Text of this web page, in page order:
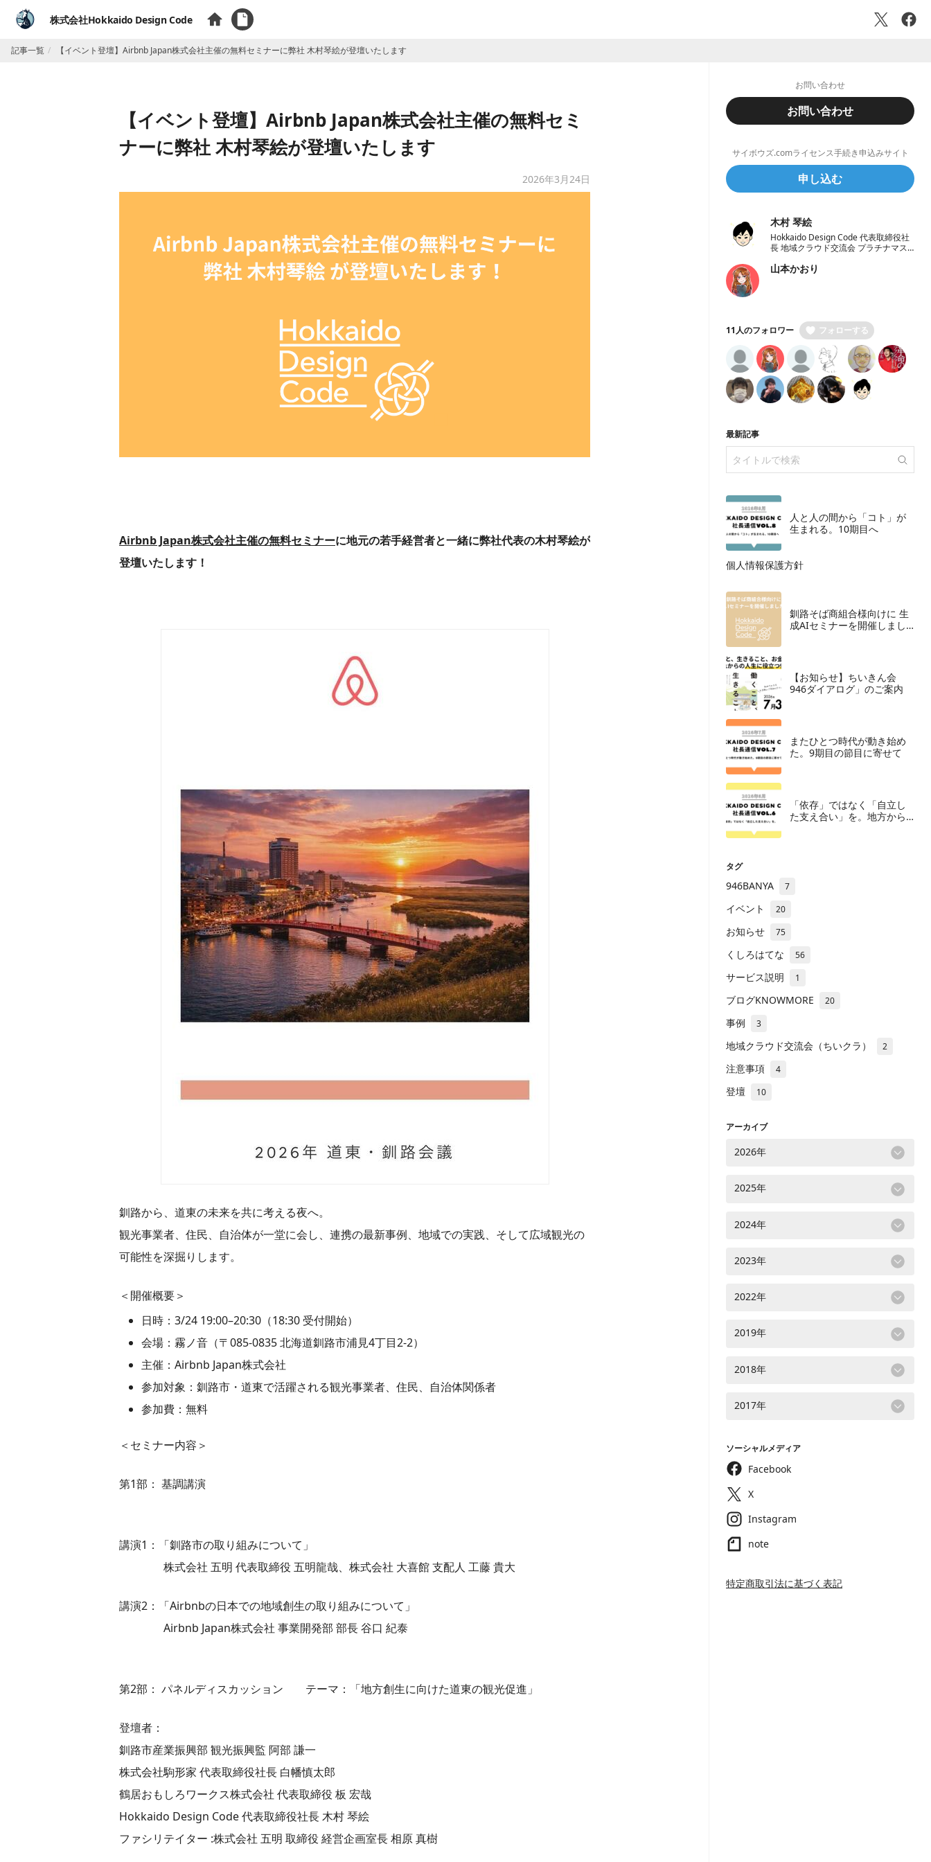
株式会社Hokkaido Design Code
記事一覧 【イベント登壇】Airbnb Japan株式会社主催の無料セミナーに弊社 木村琴絵が登壇いたします
【イベント登壇】Airbnb Japan株式会社主催の無料セミ
ナーに弊社 木村琴絵が登壇いたします
2026年3月24日
Airbnb Japan株式会社主催の無料セミナーに地元の若手経営者と一緒に弊社代表の木村琴絵が
登壇いたします！
釧路から、道東の未来を共に考える夜へ。
観光事業者、住民、自治体が一堂に会し、連携の最新事例、地域での実践、そして広域観光の
可能性を深掘りします。
＜開催概要＞
日時：3/24 19:00–20:30（18:30 受付開始）
会場：霧ノ音（〒085-0835 北海道釧路市浦見4丁目2-2）
主催：Airbnb Japan株式会社
参加対象：釧路市・道東で活躍される観光事業者、住民、自治体関係者
参加費：無料
＜セミナー内容＞
第1部： 基調講演
講演1：「釧路市の取り組みについて」
株式会社 五明 代表取締役 五明龍哉、株式会社 大喜館 支配人 工藤 貴大
講演2：「Airbnbの日本での地域創生の取り組みについて」
Airbnb Japan株式会社 事業開発部 部長 谷口 紀泰
第2部： パネルディスカッション テーマ：「地方創生に向けた道東の観光促進」
登壇者：
釧路市産業振興部 観光振興監 阿部 謙一
株式会社駒形家 代表取締役社長 白幡慎太郎
鶴居おもしろワークス株式会社 代表取締役 板 宏哉
Hokkaido Design Code 代表取締役社長 木村 琴絵
ファシリテイター :株式会社 五明 取締役 経営企画室長 相原 真樹
お問い合わせ
お問い合わせ
サイボウズ.comライセンス手続き申込みサイト
申し込む
木村 琴絵
Hokkaido Design Code 代表取締役社
長 地域クラウド交流会 プラチナマス
学校地域恊働センターラポールくしろ
山本かおり
11人のフォロワー フォローする
最新記事
人と人の間から「コト」が
生まれる。10期目へ
個人情報保護方針
釧路そば商組合様向けに 生
成AIセミナーを開催しまし
【お知らせ】ちいきん会
946ダイアログ」のご案内
またひとつ時代が動き始め
た。9期目の節目に寄せて
「依存」ではなく「自立し
た支え合い」を。地方から
タグ
946BANYA 7
イベント 20
お知らせ 75
くしろはてな 56
サービス説明 1
ブログKNOWMORE 20
事例 3
地域クラウド交流会（ちいクラ） 2
注意事項 4
登壇 10
アーカイブ
2026年
2025年
2024年
2023年
2022年
2019年
2018年
2017年
ソーシャルメディア
Facebook
X
Instagram
note
特定商取引法に基づく表記